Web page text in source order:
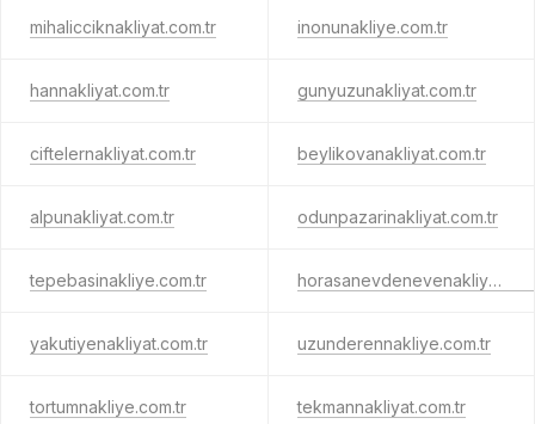
mihalicciknakliyat.com.tr inonunakliye.com.tr
hannakliyat.com.tr gunyuzunakliyat.com.tr
ciftelernakliyat.com.tr beylikovanakliyat.com.tr
alpunakliyat.com.tr odunpazarinakliyat.com.tr
tepebasinakliye.com.tr horasanevdenevenakliyat.com.tr
yakutiyenakliyat.com.tr uzunderennakliye.com.tr
tortumnakliye.com.tr tekmannakliyat.com.tr